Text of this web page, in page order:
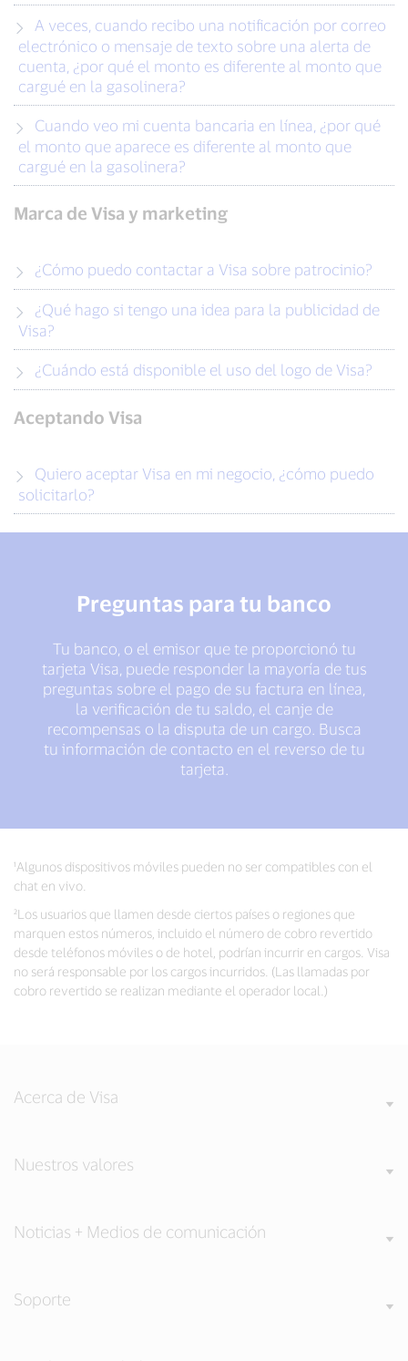
electrónico o mensaje de texto sobre una alerta de
cuenta, ¿por qué el monto es diferente al monto que
cargué en la gasolinera?
el monto que aparece es diferente al monto que
cargué en la gasolinera?
Marca de Visa y marketing
¿Cómo puedo contactar a Visa sobre patrocinio?
Visa?
¿Cuándo está disponible el uso del logo de Visa?
Aceptando Visa
solicitarlo?
Preguntas para tu banco
Tu banco, o el emisor que te proporcionó tu
tarjeta Visa, puede responder la mayoría de tus
preguntas sobre el pago de su factura en línea,
la verificación de tu saldo, el canje de
recompensas o la disputa de un cargo. Busca
tu información de contacto en el reverso de tu
tarjeta.
¹Algunos dispositivos móviles pueden no ser compatibles con el
chat en vivo.
²Los usuarios que llamen desde ciertos países o regiones que
marquen estos números, incluido el número de cobro revertido
desde teléfonos móviles o de hotel, podrían incurrir en cargos. Visa
no será responsable por los cargos incurridos. (Las llamadas por
cobro revertido se realizan mediante el operador local.)
Acerca de Visa
Nuestros valores
Noticias + Medios de comunicación
Soporte